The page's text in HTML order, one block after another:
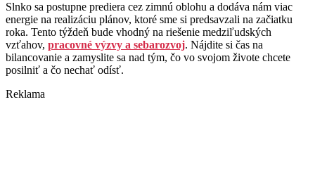
Slnko sa postupne prediera cez zimnú oblohu a dodáva nám viac
energie na realizáciu plánov, ktoré sme si predsavzali na začiatku
roka. Tento týždeň bude vhodný na riešenie medziľudských
vzťahov, pracovné výzvy a sebarozvoj. Nájdite si čas na
bilancovanie a zamyslite sa nad tým, čo vo svojom živote chcete
posilniť a čo nechať odísť.
Reklama